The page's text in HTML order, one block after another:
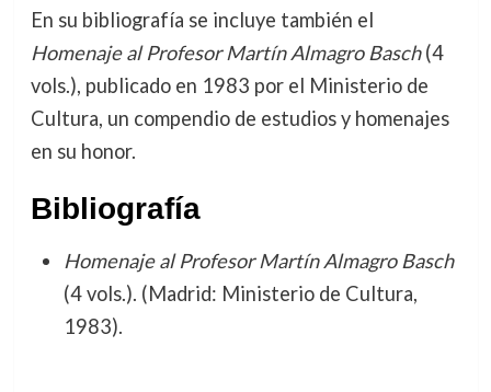
En su bibliografía se incluye también el
Homenaje al Profesor Martín Almagro Basch(4
vols.), publicado en 1983 por el Ministerio de
Cultura, un compendio de estudios y homenajes
en su honor.
Bibliografía
Homenaje al Profesor Martín Almagro Basch
(4 vols.). (Madrid: Ministerio de Cultura,
1983).